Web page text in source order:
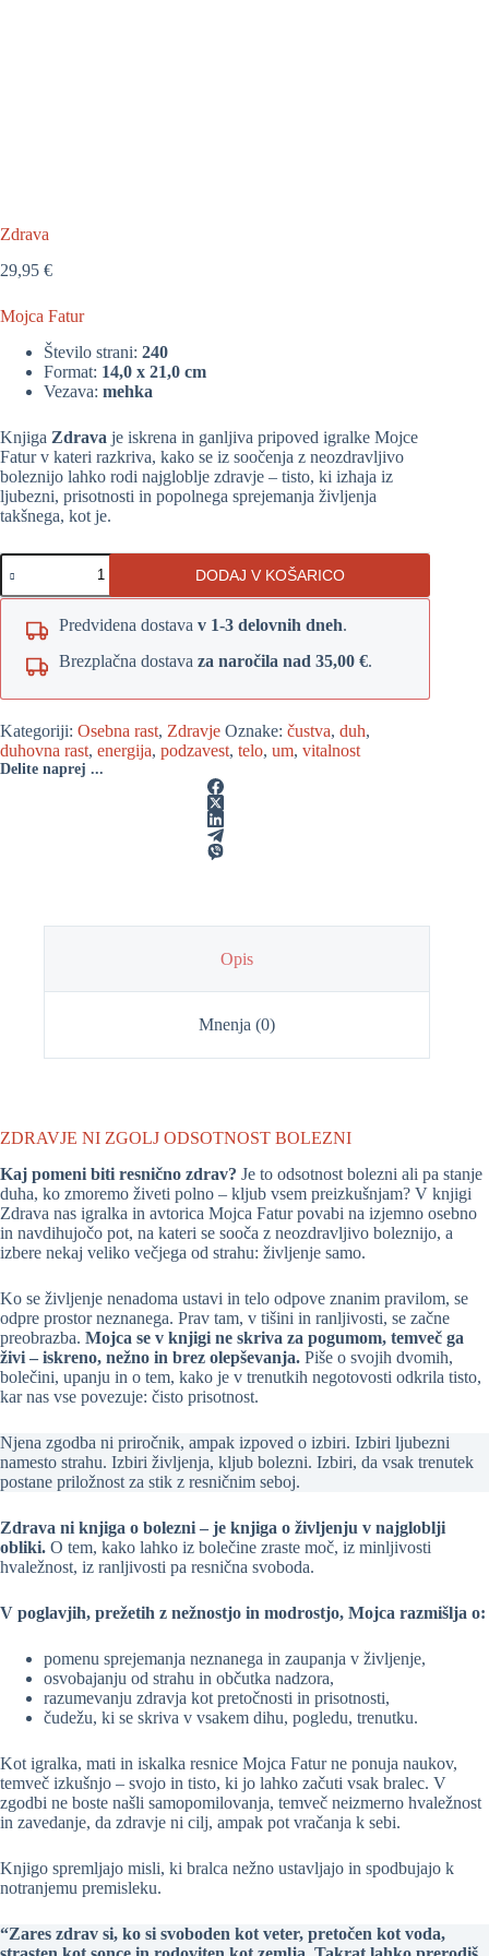
Zdrava
29,95 €
Mojca Fatur
Število strani: 240
Format: 14,0 x 21,0 cm
Vezava: mehka
Knjiga Zdrava je iskrena in ganljiva pripoved igralke Mojce
Fatur v kateri razkriva, kako se iz soočenja z neozdravljivo
boleznijo lahko rodi najgloblje zdravje – tisto, ki izhaja iz
ljubezni, prisotnosti in popolnega sprejemanja življenja
takšnega, kot je.
Zdrava
količina
DODAJ V KOŠARICO
Predvidena dostava v 1-3 delovnih dneh.
Brezplačna dostava za naročila nad 35,00 €.
Kategoriji: Osebna rast, Zdravje Oznake: čustva, duh,
duhovna rast, energija, podzavest, telo, um, vitalnost
Delite naprej ...
Opis
Mnenja (0)
ZDRAVJE NI ZGOLJ ODSOTNOST BOLEZNI
Kaj pomeni biti resnično zdrav? Je to odsotnost bolezni ali pa stanje
duha, ko zmoremo živeti polno – kljub vsem preizkušnjam? V knjigi
Zdrava nas igralka in avtorica Mojca Fatur povabi na izjemno osebno
in navdihujočo pot, na kateri se sooča z neozdravljivo boleznijo, a
izbere nekaj veliko večjega od strahu: življenje samo.
Ko se življenje nenadoma ustavi in telo odpove znanim pravilom, se
odpre prostor neznanega. Prav tam, v tišini in ranljivosti, se začne
preobrazba. Mojca se v knjigi ne skriva za pogumom, temveč ga
živi – iskreno, nežno in brez olepševanja. Piše o svojih dvomih,
bolečini, upanju in o tem, kako je v trenutkih negotovosti odkrila tisto,
kar nas vse povezuje: čisto prisotnost.
Njena zgodba ni priročnik, ampak izpoved o izbiri. Izbiri ljubezni
namesto strahu. Izbiri življenja, kljub bolezni. Izbiri, da vsak trenutek
postane priložnost za stik z resničnim seboj.
Zdrava ni knjiga o bolezni – je knjiga o življenju v najgloblji
obliki. O tem, kako lahko iz bolečine zraste moč, iz minljivosti
hvaležnost, iz ranljivosti pa resnična svoboda.
V poglavjih, prežetih z nežnostjo in modrostjo, Mojca razmišlja o:
pomenu sprejemanja neznanega in zaupanja v življenje,
osvobajanju od strahu in občutka nadzora,
razumevanju zdravja kot pretočnosti in prisotnosti,
čudežu, ki se skriva v vsakem dihu, pogledu, trenutku.
Kot igralka, mati in iskalka resnice Mojca Fatur ne ponuja naukov,
temveč izkušnjo – svojo in tisto, ki jo lahko začuti vsak bralec. V
zgodbi ne boste našli samopomilovanja, temveč neizmerno hvaležnost
in zavedanje, da zdravje ni cilj, ampak pot vračanja k sebi.
Knjigo spremljajo misli, ki bralca nežno ustavljajo in spodbujajo k
notranjemu premisleku.
“Zares zdrav si, ko si svoboden kot veter, pretočen kot voda,